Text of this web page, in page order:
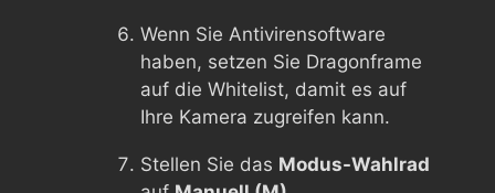
Wenn Sie Antivirensoftware
haben, setzen Sie Dragonframe
auf die Whitelist, damit es auf
Ihre Kamera zugreifen kann.
Stellen Sie das Modus-Wahlrad